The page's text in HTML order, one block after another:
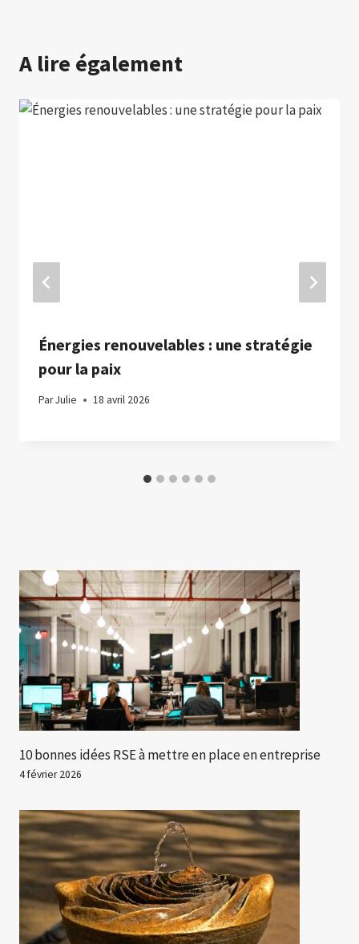
A lire également
Énergies renouvelables : une stratégie
pour la paix
ParJulie 18 avril 2026
10 bonnes idées RSE à mettre en place en entreprise
4 février 2026